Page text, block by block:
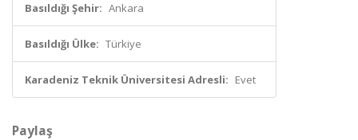
Basıldığı Şehir: Ankara
Basıldığı Ülke: Türkiye
Karadeniz Teknik Üniversitesi Adresli: Evet
Paylaş